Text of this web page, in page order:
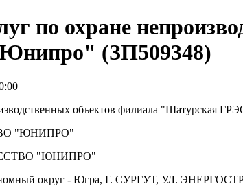
по охране
(ЗП509348)
объектов филиала "Шатурская
"ЮНИПРО"
"ЮНИПРО"
округ - Югра, Г. СУРГУТ, УЛ.